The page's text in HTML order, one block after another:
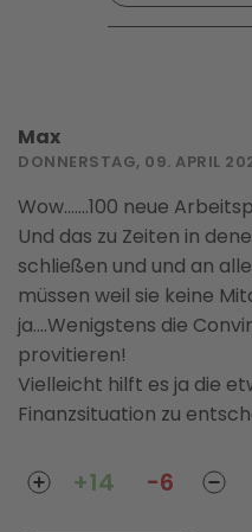
Max
DONNERSTAG, 09. APRIL
Wow.......100 neue
Und das zu Zeiten in
schließen und und an
müssen weil sie keine
ja....Wenigstens die
provitieren!
Vielleicht hilft es ja die
Finanzsituation zu
+14 -6